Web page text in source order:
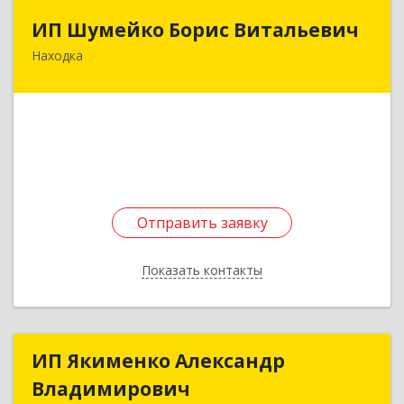
ИП Шумейко Борис Витальевич
Находка
Отправить заявку
Показать контакты
ИП Шумейко Борис Витальевич
Отправить заявку
Назад
ИП Якименко Александр
Владимирович
ИП Якименко Александр